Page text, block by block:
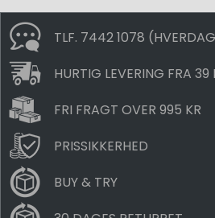
TLF. 7442 1078
HURTIG LEVERING FRA 39
FRI FRAGT OVER 995 KR
PRISSIKKERHED
BUY & TRY